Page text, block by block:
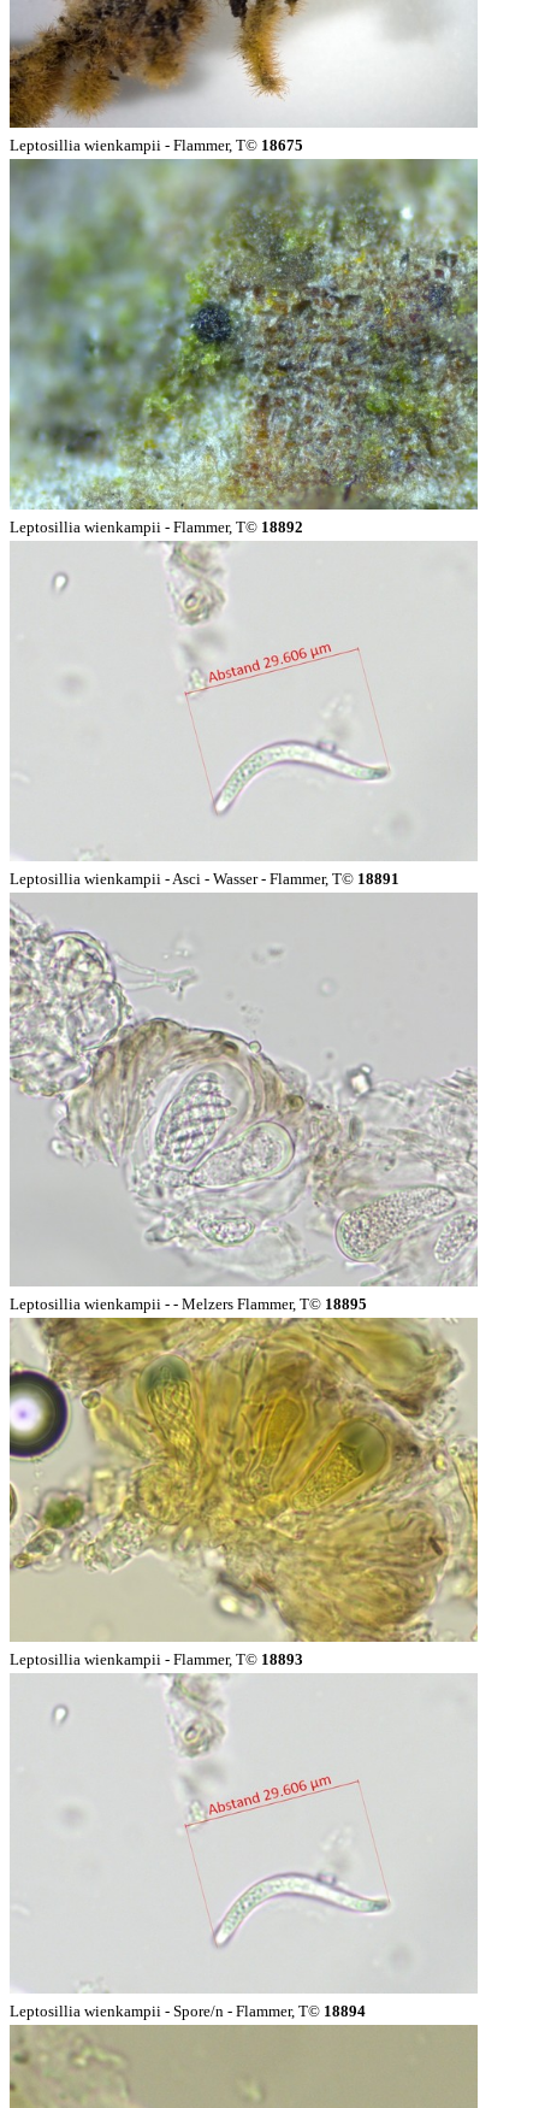
Leptosillia wienkampii - Flammer, T© 18675
Leptosillia wienkampii - Flammer, T© 18892
Leptosillia wienkampii - Asci - Wasser - Flammer, T© 18891
Leptosillia wienkampii - - Melzers Flammer, T© 18895
Leptosillia wienkampii - Flammer, T© 18893
Leptosillia wienkampii - Spore/n - Flammer, T© 18894